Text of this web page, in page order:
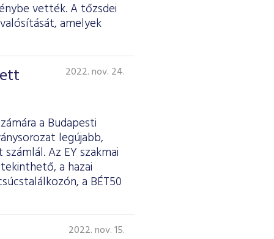
vették. A tőzsdei
amelyek
2022. nov. 24.
a Budapesti
legújabb,
Az EY szakmai
a hazai
a BÉT50
2022. nov. 15.